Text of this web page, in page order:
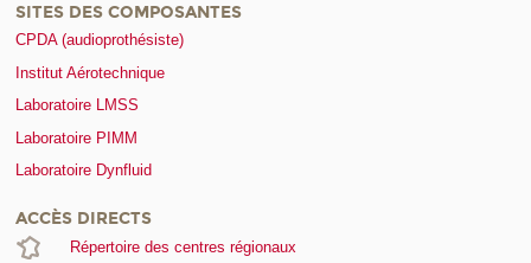
SITES DES COMPOSANTES
CPDA (audioprothésiste)
Institut Aérotechnique
Laboratoire LMSS
Laboratoire PIMM
Laboratoire Dynfluid
ACCÈS DIRECTS
Répertoire des centres régionaux